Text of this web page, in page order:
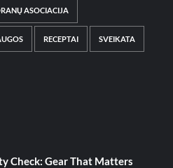
ASOCIACIJA
RECEPTAI SVEIKATA
Check: Gear That Matters